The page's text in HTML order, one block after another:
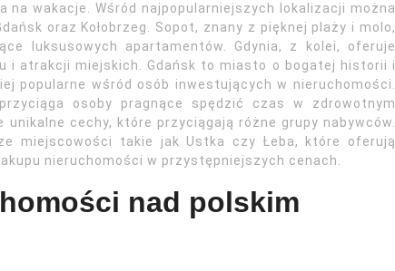
wakacje. Wśród najpopularniejszych lokalizacji można
oraz Kołobrzeg. Sopot, znany z pięknej plaży i molo,
luksusowych apartamentów. Gdynia, z kolei, oferuje
i atrakcji miejskich. Gdańsk to miasto o bogatej historii i
popularne wśród osób inwestujących w nieruchomości.
osoby pragnące spędzić czas w zdrowotnym
cechy, które przyciągają różne grupy nabywców.
miejscowości takie jak Ustka czy Łeba, które oferują
nieruchomości w przystępniejszych cenach.
nad polskim